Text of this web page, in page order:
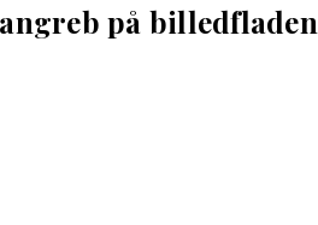
på billedfladen